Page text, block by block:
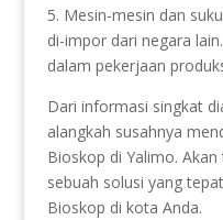
5. Mesin-mesin dan
di-impor dari negara
dalam pekerjaan
Dari informasi singkat
alangkah susahnya
Bioskop di Yalimo.
sebuah solusi yang
Bioskop di kota Anda.